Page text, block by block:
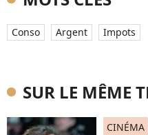
Conso Argent Impots
SUR LE MÊME
CINÉMA